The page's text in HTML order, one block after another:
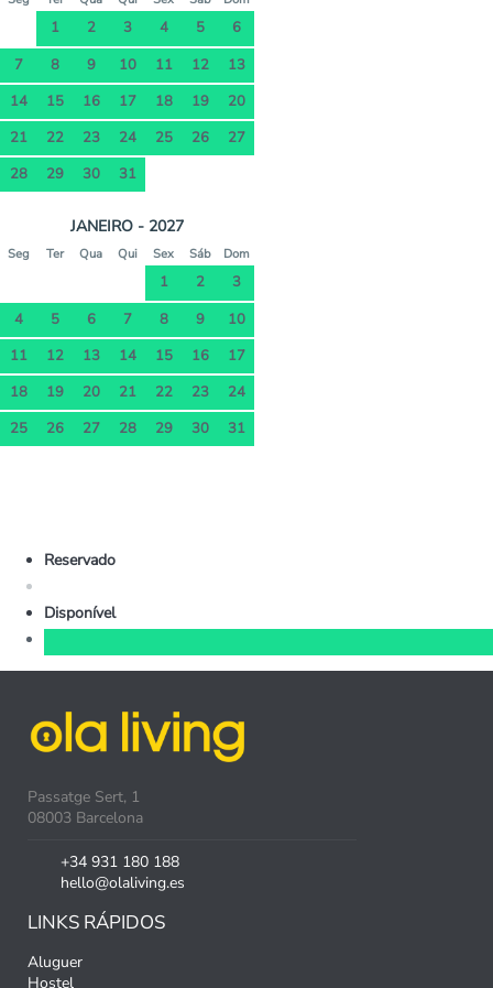
1 2 3 4 5
6
7
8 9 10 11 12
13
14
15 16 17 18 19
20
21
22 23 24 25 26
27
28
29 30 31
JANEIRO - 2027
Seg Ter Qua Qui Sex Sáb Dom
1 2
3
4
5 6 7 8 9
10
11
12 13 14 15 16
17
18
19 20 21 22 23
24
25
26 27 28 29 30 31
Reservado
Disponível
Passatge Sert, 1
08003 Barcelona
+34 931 180 188
hello@olaliving.es
LINKS RÁPIDOS
Aluguer
Hostel